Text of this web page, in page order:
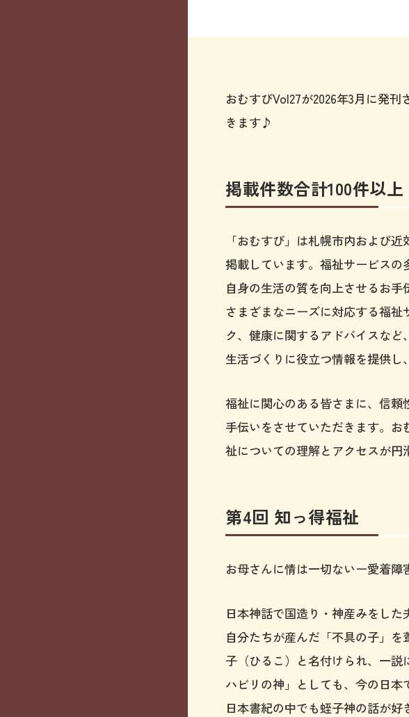
おむすびVol27が2026年3月に発
きます♪
掲載件数合計100件以
「おむすび」は札幌市内および
掲載しています。福祉サービス
自身の生活の質を向上させるお手
さまざまなニーズに対応する福
ク、健康に関するアドバイスな
生活づくりに役立つ情報を提供し
福祉に関心のある皆さまに、信
手伝いをさせていただきます。
祉についての理解とアクセスが円
第4回 知っ得福祉
お母さんに情は一切ないー愛着
日本神話で国造り・神産みをした
自分たちが産んだ「不具の子」
子（ひるこ）と名付けられ、一
ハビリの神」としても、今の日本
日本書紀の中でも蛭子神の話が好